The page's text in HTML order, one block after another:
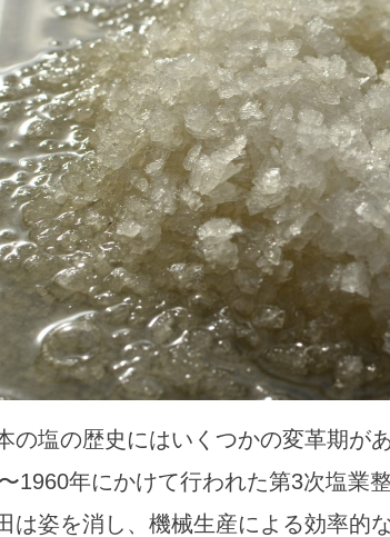
の塩の歴史にはいくつかの変革期
1960年にかけて行われた第3次塩業
は姿を消し、機械生産による効率的